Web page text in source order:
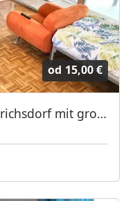
od 15,00 €
3-Zimmer Wohnung Friedrichsdorf mit großem Balkon TV's